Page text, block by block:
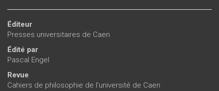
Éditeur
Presses universitaires de Caen
Édité par
Pascal Engel
Revue
Cahiers de philosophie de l'université de Caen